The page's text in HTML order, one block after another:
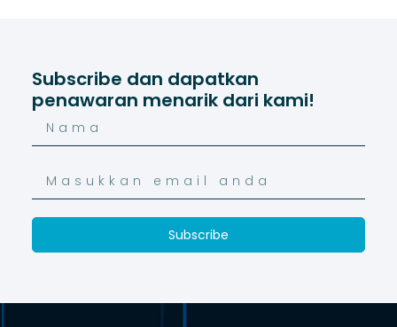
Subscribe dan dapatkan
penawaran menarik dari kami!
Subscribe